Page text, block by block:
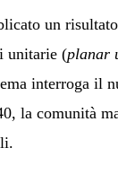
un
unitarie (planar
interroga il
la comunità